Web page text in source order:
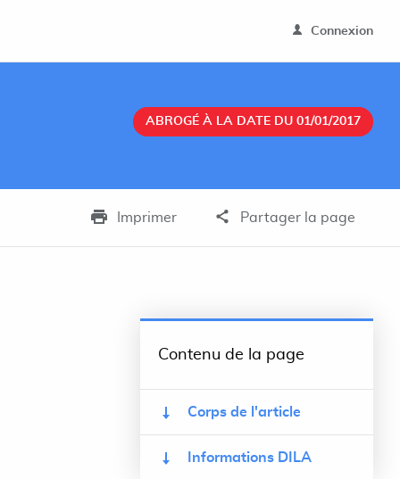
Connexion
ABROGÉ À LA DATE DU 01/01/2017
Imprimer Partager la page
Contenu de la page
Corps de l'article
Informations DILA